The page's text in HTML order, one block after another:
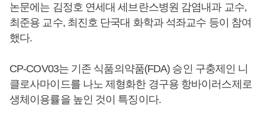
논문에는 김정호 연세대 세브란스병원 감염내과 교수,
최준용 교수, 최진호 단국대 화학과 석좌교수 등이 참여
했다.
CP-COV03는 기존 식품의약품(FDA) 승인 구충제인 니
클로사마이드를 나노 제형화한 경구용 항바이러스제로
생체이용률을 높인 것이 특징이다.